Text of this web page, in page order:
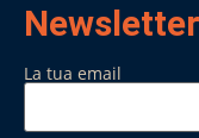
Newsletter
La tua email